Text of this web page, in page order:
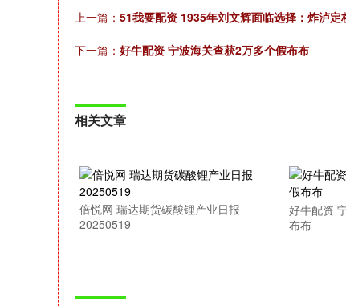
上一篇： 51我要配资 1935年刘文辉面临选择：炸泸
下一篇： 好牛配资 宁波海关查获2万多个假布布
相关文章
倍悦网 瑞达期货碳酸锂产业日报
20250519
好牛配资
布布